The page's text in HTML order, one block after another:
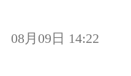
08月09日 14:22